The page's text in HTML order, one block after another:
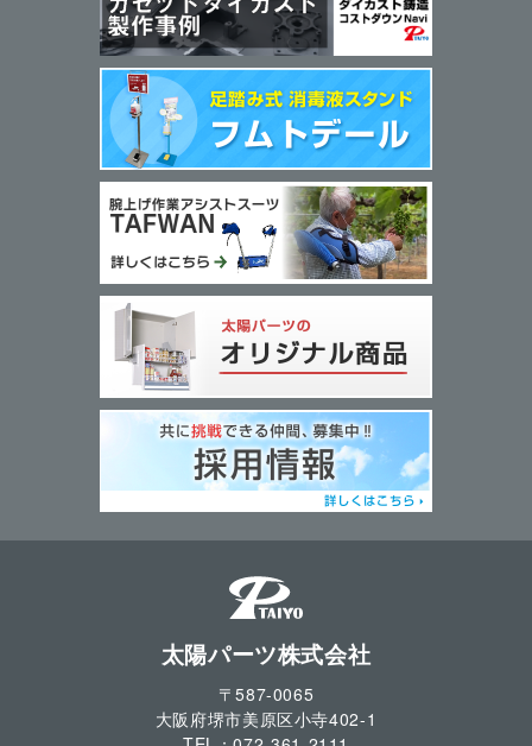
太陽パーツ株式会社
〒587-0065
大阪府堺市美原区小寺402-1